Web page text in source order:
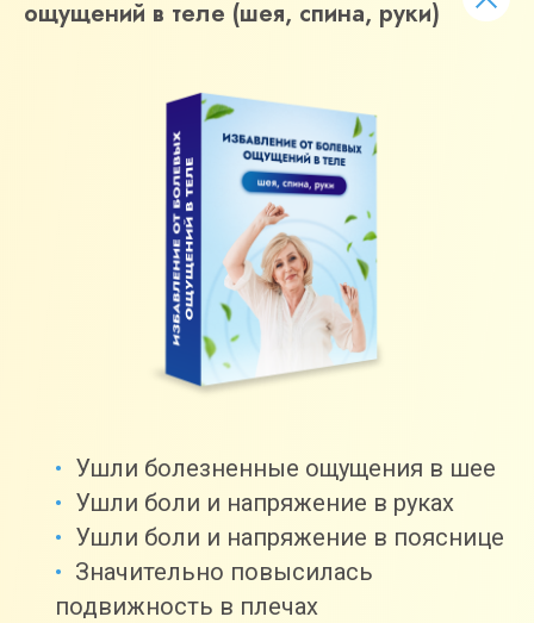
ощущений в теле (шея, спина, руки)
Ушли болезненные ощущения в шее
Ушли боли и напряжение в руках
Ушли боли и напряжение в пояснице
Значительно повысилась
подвижность в плечах